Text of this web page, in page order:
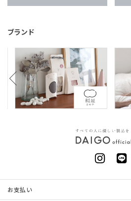
ブランド
お支払い